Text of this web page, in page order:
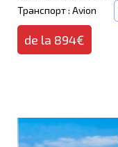
Транспорт : Avion
de la 894€